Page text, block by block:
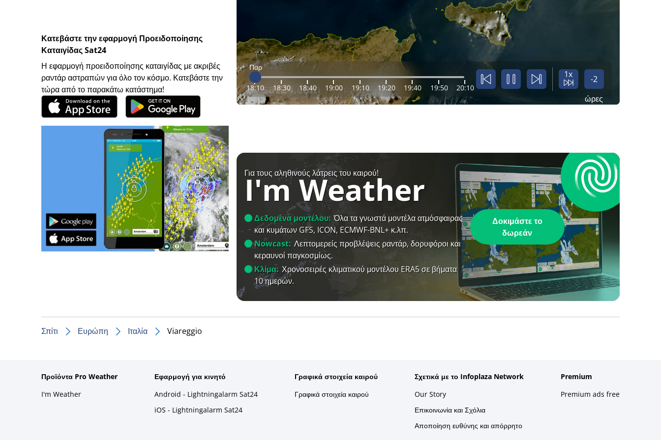
Κατεβάστε την εφαρμογή Προειδοποίησης
Καταιγίδας Sat24
Η εφαρμογή προειδοποίησης καταιγίδας με ακριβές
ραντάρ αστραπών για όλο τον κόσμο. Κατεβάστε την
τώρα από το παρακάτω κατάστημα!
Παρ
18:10 18:30 18:40 19:00 19:10 19:20 19:40 19:50 20:10
1x
-2
ώρες
Για τους αληθινούς λάτρεις του καιρού!
I'm Weather
Δεδομένα μοντέλου: Όλα τα γνωστά μοντέλα ατμόσφαιρας
και κυμάτων GFS, ICON, ECMWF-BNL+ κ.λπ.
Nowcast: Λεπτομερείς προβλέψεις ραντάρ, δορυφόροι και
κεραυνοί παγκοσμίως.
Κλίμα: Χρονοσειρές κλιματικού μοντέλου ERA5 σε βήματα
10 ημερών.
Δοκιμάστε το
δωρεάν
Σπίτι Ευρώπη Ιταλία Viareggio
Προϊόντα Pro Weather
I'm Weather
Εφαρμογή για κινητό
Android - Lightningalarm Sat24
iOS - Lightningalarm Sat24
Γραφικά στοιχεία καιρού
Γραφικά στοιχεία καιρού
Σχετικά με το Infoplaza Network
Our Story
Επικοινωνία και Σχόλια
Αποποίηση ευθύνης και απόρρητο
Premium
Premium ads free